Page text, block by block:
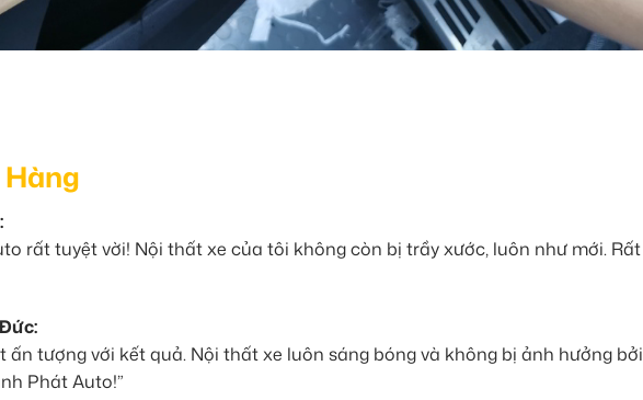
rất tuyệt vời! Nội thất xe của tôi không còn bị trầy xước, luôn như mới. Rất
ấn tượng với kết quả. Nội thất xe luôn sáng bóng và không bị ảnh hưởng bởi
Phát Auto!”